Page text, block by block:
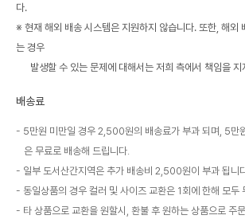
다.
※ 현재 해외 배송 시스템은 지원하지 않습니다. 또한, 해외
는 경우
발생할 수 있는 문제에 대해서는 저희 측에서 책임을 지
배송료
5만원 미만일 경우 2,500원의 배송료가 부과 되며, 5만
은 무료로 배송해 드립니다.
일부 도서산간지역은 추가 배송비 2,500원이 부과 됩니
동일상품의 경우 컬러 및 사이즈 교환은 1회에 한해 모두
타 상품으로 교환을 원할시, 환불 후 원하는 상품으로 주